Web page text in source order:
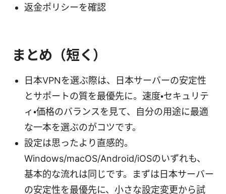
返金ポリシーを確認
まとめ（短く）
日本VPNを選ぶ際は、日本サーバーの安定性
とサポートの質を最優先に。速度・セキュリテ
ィ・価格のバランスを見て、自分の用途に最適
な一本を選ぶのがコツです。
設定は思ったより直感的。
Windows/macOS/Android/iOSのいずれも、
基本的な流れは同じです。まずは日本サーバー
の安定性を最優先に、小さな設定変更から試